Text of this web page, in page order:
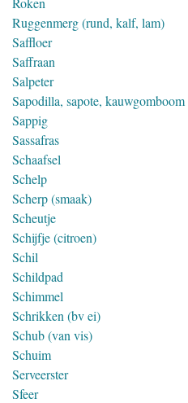
Ruggenmerg (rund, kalf, lam)
Saffloer
Saffraan
Salpeter
Sapodilla, sapote, kauwgomboom
Sappig
Sassafras
Schaafsel
Schelp
Scherp (smaak)
Scheutje
Schijfje (citroen)
Schil
Schildpad
Schimmel
Schrikken (bv ei)
Schub (van vis)
Schuim
Serveerster
Sfeer